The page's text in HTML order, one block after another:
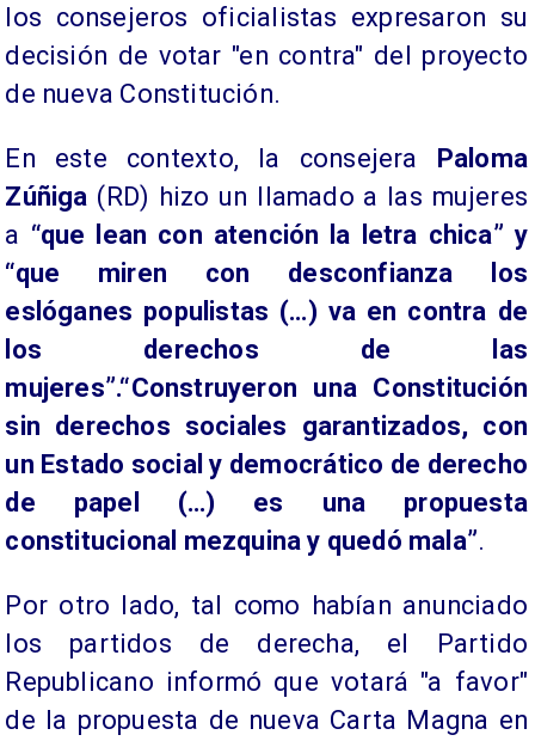
los consejeros oficialistas expresaron su
decisión de votar "en contra" del proyecto
de nueva Constitución.
En este contexto, la consejera Paloma
Zúñiga (RD) hizo un llamado a las mujeres
a “que lean con atención la letra chica” y
“que miren con desconfianza los
eslóganes populistas (…) va en contra de
los derechos de las
mujeres”.“Construyeron una Constitución
sin derechos sociales garantizados, con
un Estado social y democrático de derecho
de papel (…) es una propuesta
constitucional mezquina y quedó mala”.
Por otro lado, tal como habían anunciado
los partidos de derecha, el Partido
Republicano informó que votará "a favor"
de la propuesta de nueva Carta Magna en